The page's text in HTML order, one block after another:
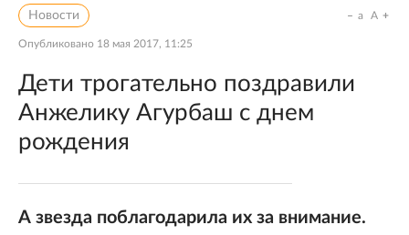
Новости
Опубликовано 18 мая 2017, 11:25
a A
Дети трогательно поздравили
Анжелику Агурбаш с днем
рождения
А звезда поблагодарила их за внимание.